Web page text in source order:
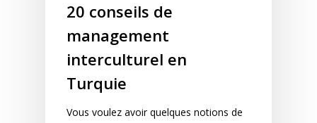
20 conseils de
management
interculturel en
Turquie
Vous voulez avoir quelques notions de